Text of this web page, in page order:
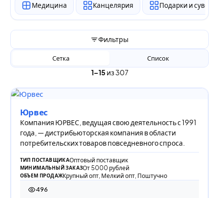
Медицина Канцелярия Подарки и
Фильтры
1–15 из 307
Сетка Список
Юрвес
Компания ЮРВЕС, ведущая свою деятельность с 1991
года, — дистрибьюторская компания в области
потребительских товаров повседневного спроса.
ТИП ПОСТАВЩИКАОптовый поставщик
МИНИМАЛЬНЫЙ ЗАКАЗОт 5000 рублей
ОБЪЕМ ПРОДАЖКрупный опт, Мелкий опт, Поштучно
496
496 просмотров